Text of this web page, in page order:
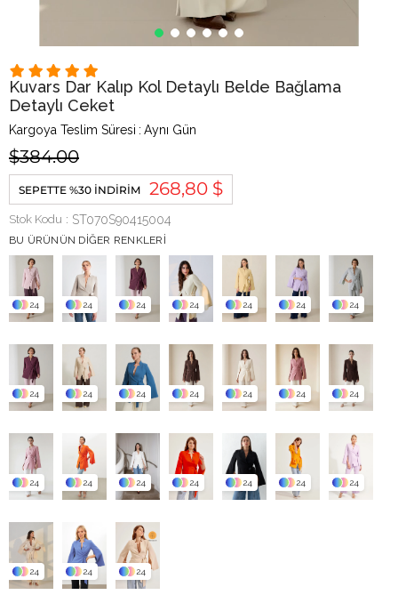
Kuvars Dar Kalıp Kol Detaylı Belde Bağlama
Detaylı Ceket
Kargoya Teslim Süresi : Aynı Gün
$384.00
SEPETTE %30 İNDIRIM 268,80 $
Stok Kodu ST070S90415004
BU ÜRÜNÜN DIĞER RENKLERI
24 24 24 24 24 24 24
24 24 24 24 24 24 24
24 24 24 24 24 24 24
24 24 24